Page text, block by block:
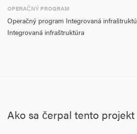
OPERAČNÝ PROGRAM
Operačný program Integrovaná
Integrovaná infraštruktúra
Ako sa čerpal tento projekt